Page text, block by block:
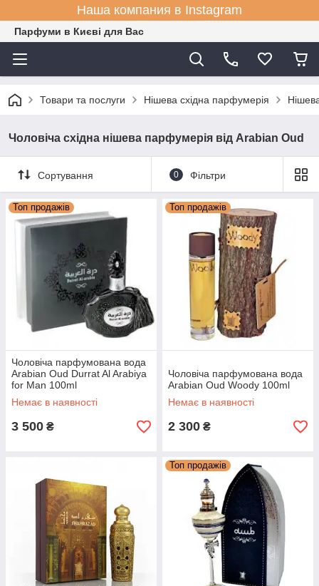
Наша компания в Instagram
Парфуми в Києві для Вас
Товари та послуги Нішева східна парфумерія
Чоловіча східна нішева парфумерія від Arabian Oud
Сортування 0 Фільтри
Топ продажів
Чоловіча парфумована вода
Arabian Oud Durrat Al Arabiya
for Man 100ml
Немає в наявності
3 500 ₴
Топ продажів
Чоловіча парфумована вода
Arabian Oud Woody 100ml
Немає в наявності
2 300 ₴
Топ продажів